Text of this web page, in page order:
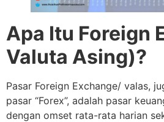
Apa Itu Foreign
Valuta Asing)?
Pasar Foreign Exchange/ valas,
pasar “Forex”, adalah pasar
dengan omset rata-rata harian